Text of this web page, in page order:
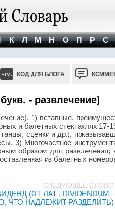
К Л М Н О П Р С
КОД ДЛЯ БЛОГА
- развлечение)
1) вставные,
и балетных спектаклях 17-
сценки и др.),
3) Многочастное
образом для развлечения;
из балетных
СЛЕДУЮЩЕЕ СЛОВО
(ОТ ЛАТ . DIVIDENDUM -
ЧТО НАДЛЕЖИТ РАЗДЕЛИТЬ)